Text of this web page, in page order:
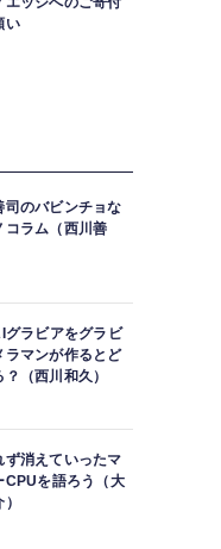
ミングが2GBまで無
い
司のバビンチョな
コラム（西川善
グラビアをグラビ
ラマンが作るとど
？（西川和久）
ず消えていったマ
CPUを語ろう（大